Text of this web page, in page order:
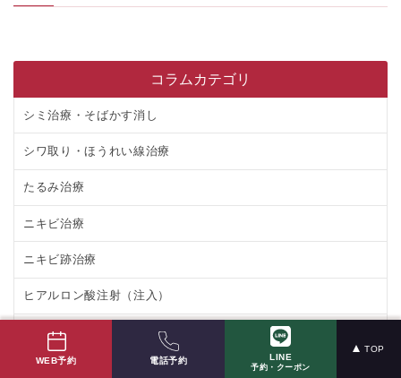
コラムカテゴリ
シミ治療・そばかす消し
シワ取り・ほうれい線治療
たるみ治療
ニキビ治療
ニキビ跡治療
ヒアルロン酸注射（注入）
ほくろ除去・いぼ除去
ボトックス注射
WEB予約 電話予約 LINE
予約・クーポン
TOP